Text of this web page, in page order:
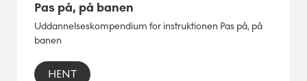
Pas på, på banen
Uddannelseskompendium for instruktionen Pas på, på
banen
HENT